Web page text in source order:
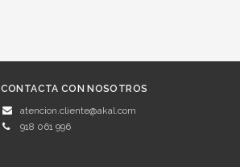
CONTACTA CON NOSOTROS
atencion.cliente@akal.com
918 061 996